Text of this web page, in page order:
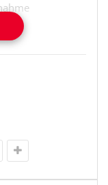
geplanten